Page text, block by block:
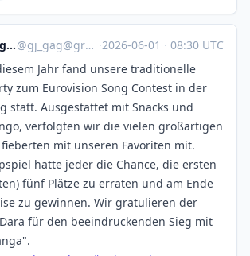
Grüne Jugend GAG@gj_gag@gruene.social ·2026-06-01 · 08:30 UTC
Jahr fand unsere traditionelle
zum Eurovision Song Contest in der
statt. Ausgestattet mit Snacks und
verfolgten wir die vielen großartigen
mit unseren Favoriten mit.
hatte jeder die Chance, die ersten
fünf Plätze zu erraten und am Ende
zu gewinnen. Wir gratulieren der
für den beeindruckenden Sieg mit